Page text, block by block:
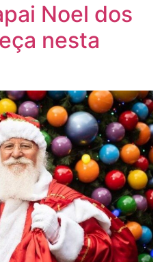
Noel dos
nesta